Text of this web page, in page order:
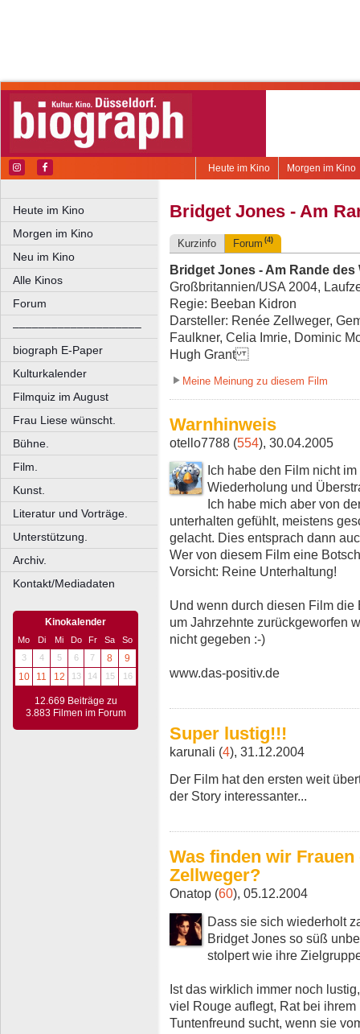
Morgen im Kino
Heute im Kino
Heute im Kino
Morgen im Kino
Neu im Kino
Alle Kinos
Forum
––––––––––––––––––––
biograph E-Paper
Kulturkalender
Filmquiz im August
Frau Liese wünscht.
Bühne.
Film.
Kunst.
Literatur und Vorträge.
Unterstützung.
Archiv.
Kontakt/Mediadaten
Kinokalender
Mo Di Mi Do Fr Sa
So
3
4 5 6 7 8
9
10
11 12 13 14 15 16
12.669 Beiträge zu
3.883 Filmen im Forum
Bridget Jones - Am
Kurzinfo Forum (4)
Bridget Jones - Am Rande des
Großbritannien/USA 2004,
Regie: Beeban Kidron
Darsteller: Renée Zellweger,
Faulkner, Celia Imrie, Dominic
Hugh Grant
Meine Meinung zu diesem Film
Warnhinweis
otello7788 (554), 30.04.2005
Ich habe den Film nicht
Wiederholung und
Ich habe mich aber von
unterhalten gefühlt, meistens
gelacht. Dies entsprach dann
Wer von diesem Film eine
Vorsicht: Reine Unterhaltung!
Und wenn durch diesen Film
um Jahrzehnte zurückgeworfen
nicht gegeben :-)
www.das-positiv.de
Super lustig!!!
karunali (4), 31.12.2004
Der Film hat den ersten weit
der Story interessanter...
Was finden wir
Zellweger?
Onatop (60), 05.12.2004
Dass sie sich wiederholt
Bridget Jones so süß
stolpert wie ihre
Ist das wirklich immer noch
viel Rouge auflegt, Rat bei
Tuntenfreund sucht, wenn sie